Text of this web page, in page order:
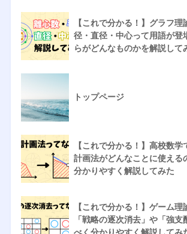
【これで分かる！】グラフ
径・直径・中心って用語が登
らがどんなものかを解説して
トップページ
【これで分かる！】高校数
計画法がどんなことに使える
分かりやすく解説してみた
【これで分かる！】ゲーム理
「戦略の逐次消去」や「強支
べく分かりやすく解説してみ